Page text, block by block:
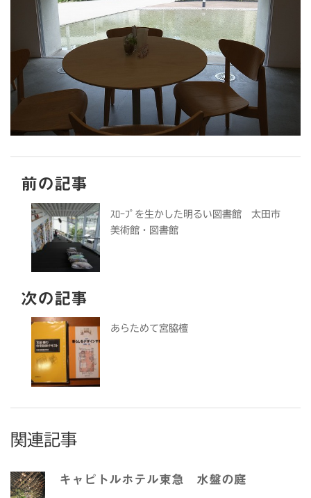
前の記事
ｽﾛｰﾌﾟを生かした明るい図書館 太田市
美術館・図書館
次の記事
あらためて宮脇檀
関連記事
キャピトルホテル東急 水盤の庭